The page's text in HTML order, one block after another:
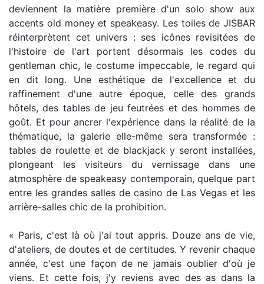
deviennent la matière première d'un solo show aux
accents old money et speakeasy. Les toiles de JISBAR
réinterprètent cet univers : ses icônes revisitées de
l'histoire de l'art portent désormais les codes du
gentleman chic, le costume impeccable, le regard qui
en dit long. Une esthétique de l'excellence et du
raffinement d'une autre époque, celle des grands
hôtels, des tables de jeu feutrées et des hommes de
goût. Et pour ancrer l'expérience dans la réalité de la
thématique, la galerie elle-même sera transformée :
tables de roulette et de blackjack y seront installées,
plongeant les visiteurs du vernissage dans une
atmosphère de speakeasy contemporain, quelque part
entre les grandes salles de casino de Las Vegas et les
arrière-salles chic de la prohibition.
« Paris, c'est là où j'ai tout appris. Douze ans de vie,
d'ateliers, de doutes et de certitudes. Y revenir chaque
année, c'est une façon de ne jamais oublier d'où je
viens. Et cette fois, j'y reviens avec des as dans la